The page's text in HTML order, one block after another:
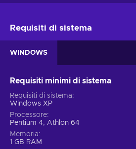
Requisiti di sistema
WINDOWS
Requisiti minimi di sistema
Requisiti di sistema
Windows XP
Processore
Pentium 4, Athlon 64
Memoria
1 GB RAM